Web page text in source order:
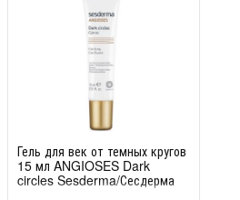
Гель для век от темных кругов
15 мл ANGIOSES Dark
circles Sesderma/Сесдерма